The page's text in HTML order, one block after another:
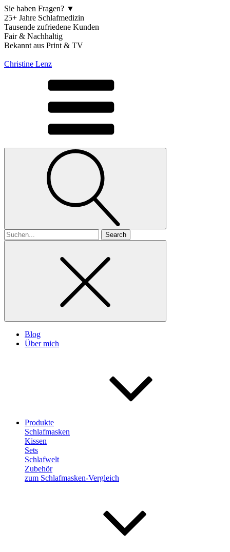
Sie haben Fragen? ▼
25+ Jahre Schlafmedizin
Tausende zufriedene Kunden
Fair & Nachhaltig
Bekannt aus Print & TV
Christine Lenz
Search
for
Blog
Über mich
Produkte
Schlafmasken
Kissen
Sets
Schlafwelt
Zubehör
zum Schlafmasken-Vergleich